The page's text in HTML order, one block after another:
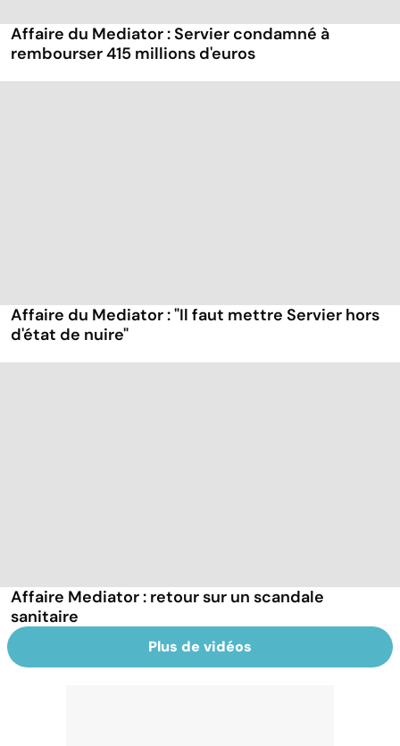
Affaire du Mediator : Servier condamné à
rembourser 415 millions d'euros
Affaire du Mediator : "Il faut mettre Servier hors
d'état de nuire"
Affaire Mediator : retour sur un scandale
sanitaire
Plus de vidéos